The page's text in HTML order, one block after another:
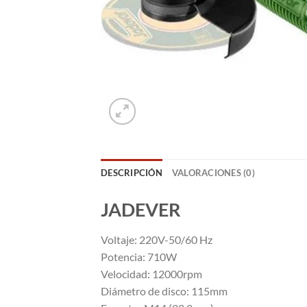
DESCRIPCIÓN VALORACIONES (0)
JADEVER
Voltaje: 220V-50/60 Hz
Potencia: 710W
Velocidad: 12000rpm
Diámetro de disco: 115mm